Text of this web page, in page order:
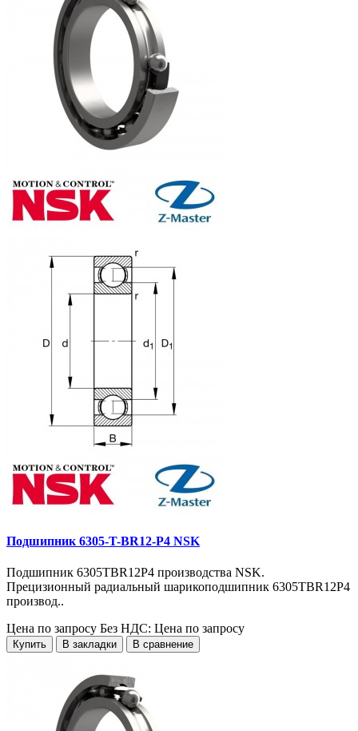
Подшипник 6305-T-BR12-P4 NSK
Подшипник 6305TBR12P4 производства NSK.
Прецизионный радиальный шарикоподшипник 6305TBR12P4
производ..
Цена по запросу Без НДС: Цена по запросу
Купить В закладки В сравнение